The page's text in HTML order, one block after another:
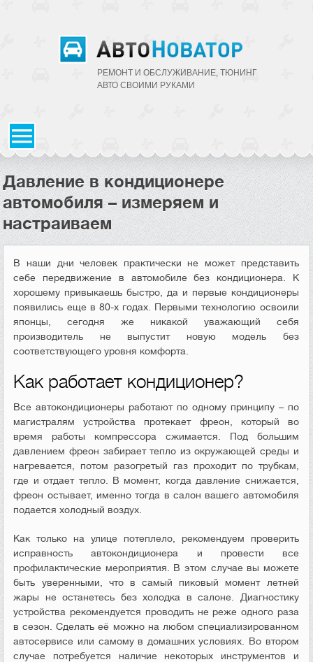
РЕМОНТ И ОБСЛУЖИВАНИЕ, ТЮНИНГ
АВТО CВОИМИ РУКАМИ
Давление в кондиционере
автомобиля – измеряем и
настраиваем
В наши дни человек практически не может представить
себе передвижение в автомобиле без кондиционера. К
хорошему привыкаешь быстро, да и первые кондиционеры
появились еще в 80-х годах. Первыми технологию освоили
японцы, сегодня же никакой уважающий себя
производитель не выпустит новую модель без
соответствующего уровня комфорта.
Как работает кондиционер?
Все автокондиционеры работают по одному принципу – по
магистралям устройства протекает фреон, который во
время работы компрессора сжимается. Под большим
давлением фреон забирает тепло из окружающей среды и
нагревается, потом разогретый газ проходит по трубкам,
где и отдает тепло. В момент, когда давление снижается,
фреон остывает, именно тогда в салон вашего автомобиля
подается холодный воздух.
Как только на улице потеплело, рекомендуем проверить
исправность автокондиционера и провести все
профилактические мероприятия. В этом случае вы можете
быть уверенными, что в самый пиковый момент летней
жары не останетесь без холодка в салоне. Диагностику
устройства рекомендуется проводить не реже одного раза
в сезон. Сделать её можно на любом специализированном
автосервисе или самому в домашних условиях. Во втором
случае потребуется наличие некоторых инструментов и